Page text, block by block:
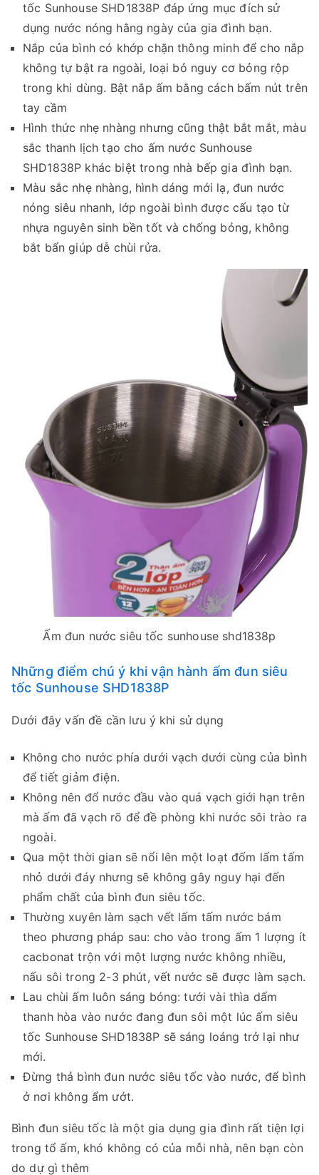
tốc Sunhouse SHD1838P đáp ứng mục đích sử
dụng nước nóng hằng ngày của gia đình bạn.
Nắp của bình có khớp chặn thông minh để cho nắp
không tự bật ra ngoài, loại bỏ nguy cơ bỏng rộp
trong khi dùng. Bật nắp ấm bằng cách bấm nút trên
tay cầm
Hình thức nhẹ nhàng nhưng cũng thật bắt mắt, màu
sắc thanh lịch tạo cho ấm nước Sunhouse
SHD1838P khác biệt trong nhà bếp gia đình bạn.
Màu sắc nhẹ nhàng, hình dáng mới lạ, đun nước
nóng siêu nhanh, lớp ngoài bình được cấu tạo từ
nhựa nguyên sinh bền tốt và chống bỏng, không
bắt bẩn giúp dễ chùi rửa.
Ấm đun nước siêu tốc sunhouse shd1838p
Những điểm chú ý khi vận hành ấm đun siêu
tốc Sunhouse SHD1838P
Dưới đây vấn đề cần lưu ý khi sử dụng
Không cho nước phía dưới vạch dưới cùng của bình
để tiết giảm điện.
Không nên đổ nước đầu vào quá vạch giới hạn trên
mà ấm đã vạch rõ để đề phòng khi nước sôi trào ra
ngoài.
Qua một thời gian sẽ nổi lên một loạt đốm lấm tấm
nhỏ dưới đáy nhưng sẽ không gây nguy hại đến
phẩm chất của bình đun siêu tốc.
Thường xuyên làm sạch vết lấm tấm nước bám
theo phương pháp sau: cho vào trong ấm 1 lượng ít
cacbonat trộn với một lượng nước không nhiều,
nấu sôi trong 2-3 phút, vết nước sẽ được làm sạch.
Lau chùi ấm luôn sáng bóng: tưới vài thìa dấm
thanh hòa vào nước đang đun sôi một lúc ấm siêu
tốc Sunhouse SHD1838P sẽ sáng loáng trở lại như
mới.
Đừng thả bình đun nước siêu tốc vào nước, để bình
ở nơi không ẩm ướt.
Bình đun siêu tốc là một gia dụng gia đình rất tiện lợi
trong tổ ấm, khó không có của mỗi nhà, nên bạn còn
do dự gì thêm